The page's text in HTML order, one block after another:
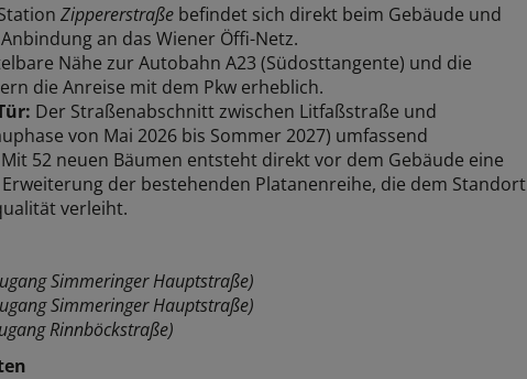
Zippererstraße befindet sich direkt beim Gebäude und
an das Wiener Öffi-Netz.
Nähe zur Autobahn A23 (Südosttangente) und die
die Anreise mit dem Pkw erheblich.
Der Straßenabschnitt zwischen Litfaßstraße und
von Mai 2026 bis Sommer 2027) umfassend
52 neuen Bäumen entsteht direkt vor dem Gebäude eine
der bestehenden Platanenreihe, die dem Standort
verleiht.
Simmeringer Hauptstraße)
Simmeringer Hauptstraße)
Rinnböckstraße)